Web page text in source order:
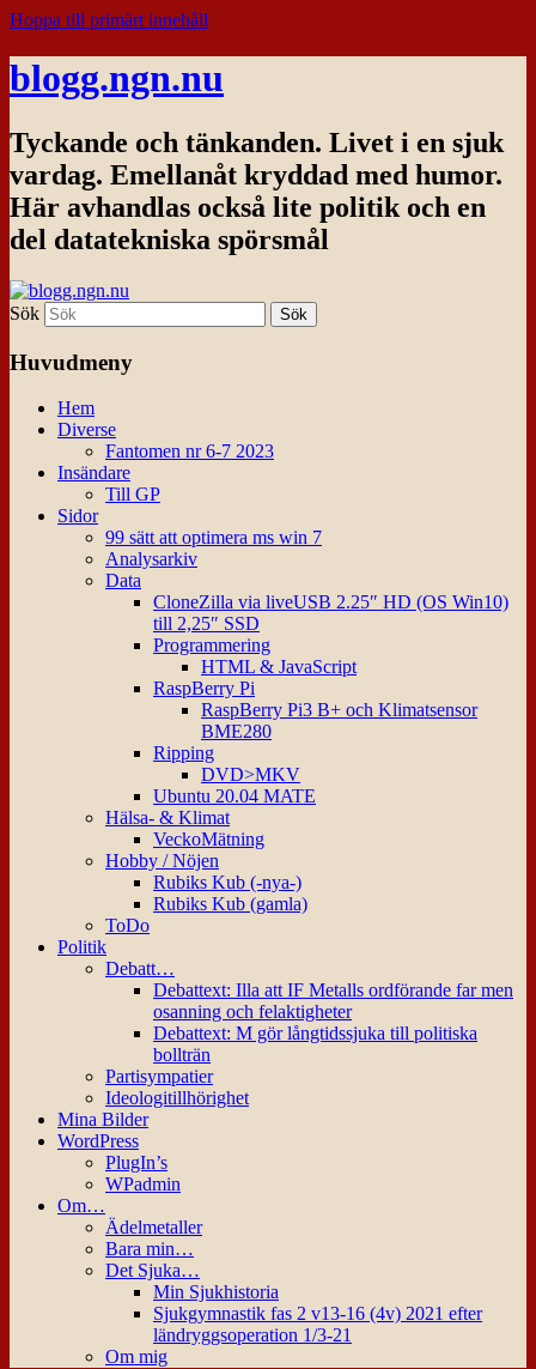
Hoppa till primärt innehåll
blogg.ngn.nu
Tyckande och tänkanden. Livet i en sjuk
vardag. Emellanåt kryddad med humor.
Här avhandlas också lite politik och en
del datatekniska spörsmål
Sök
Huvudmeny
Hem
Diverse
Fantomen nr 6-7 2023
Insändare
Till GP
Sidor
99 sätt att optimera ms win 7
Analysarkiv
Data
CloneZilla via liveUSB 2.25″ HD (OS Win10)
till 2,25″ SSD
Programmering
HTML & JavaScript
RaspBerry Pi
RaspBerry Pi3 B+ och Klimatsensor
BME280
Ripping
DVD>MKV
Ubuntu 20.04 MATE
Hälsa- & Klimat
VeckoMätning
Hobby / Nöjen
Rubiks Kub (-nya-)
Rubiks Kub (gamla)
ToDo
Politik
Debatt…
Debattext: Illa att IF Metalls ordförande far men
osanning och felaktigheter
Debattext: M gör långtidssjuka till politiska
bollträn
Partisympatier
Ideologitillhörighet
Mina Bilder
WordPress
PlugIn’s
WPadmin
Om…
Ädelmetaller
Bara min…
Det Sjuka…
Min Sjukhistoria
Sjukgymnastik fas 2 v13-16 (4v) 2021 efter
ländryggsoperation 1/3-21
Om mig